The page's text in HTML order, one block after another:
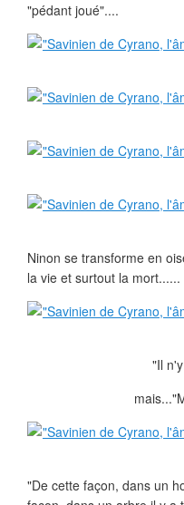
"pédant joué"....
Ninon se transforme en
la vie et surtout la mort......
"Il
"De cette façon, dans un